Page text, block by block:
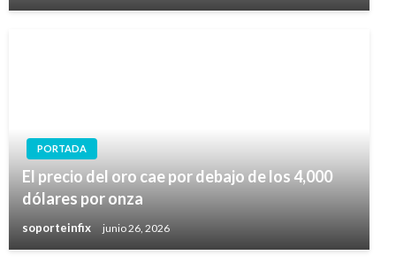
PORTADA
El precio del oro cae por debajo de los 4,000
dólares por onza
soporteinfix junio 26, 2026